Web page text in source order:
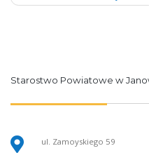
Starostwo Powiatowe w
ul. Zamoyskiego 59